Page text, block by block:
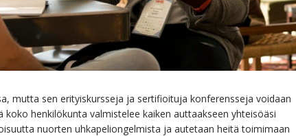
mutta sen erityiskursseja ja sertifioituja konferensseja voidaan
koko henkilökunta valmistelee kaiken auttaakseen yhteisöäsi
nuorten uhkapeliongelmista ja autetaan heitä toimimaan